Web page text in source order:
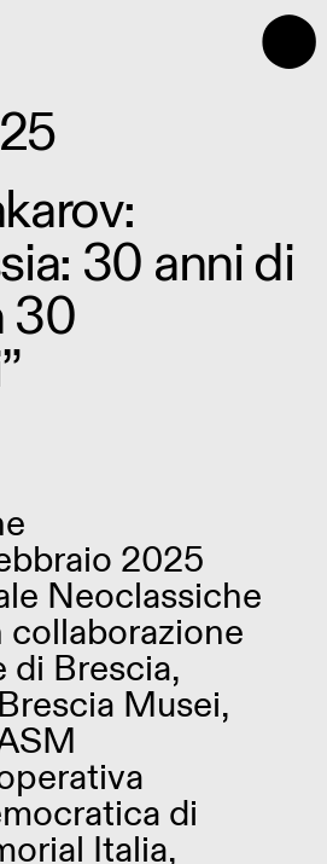
⬤
30 anni di
30
2025
Neoclassiche
collaborazione
di Brescia,
Musei,
di
Italia,